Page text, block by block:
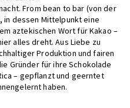
From bean to bar (von der
in dessen Mittelpunkt eine
aztekischen Wort für Kakao –
alles dreht. Aus Liebe zu
Produktion und fairen
Gründer für ihre Schokolade
– gepflanzt und geerntet
haben.